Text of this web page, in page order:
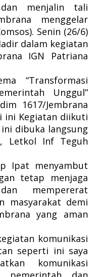
dan menjalin tali
menggelar
Senin (26/6)
dalam kegiatan
IGN Patriana
“Transformasi
Unggul”
1617/Jembrana
ini Kegiatan diikuti
dibuka langsung
Letkol Inf Teguh
Ipat menyambut
tetap menjaga
mempererat
masyarakat demi
yang aman
komunikasi
seperti ini saya
komunikasi